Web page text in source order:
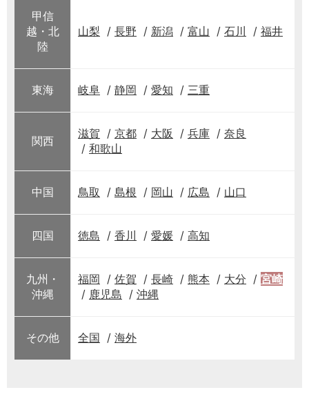
甲信
越・北
陸
山梨 長野 新潟 富山 石川 福井
東海 岐阜 静岡 愛知 三重
関西
滋賀 京都 大阪 兵庫
奈良
和歌山
中国 鳥取 島根 岡山 広島 山口
四国 徳島 香川 愛媛 高知
九州・
沖縄
福岡 佐賀 長崎 熊本 大分
宮崎
鹿児島
沖縄
その他 全国 海外